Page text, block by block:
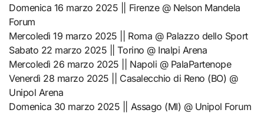
Domenica 16 marzo 2025 || Firenze @ Nelson Mandela
Forum
Mercoledì 19 marzo 2025 || Roma @ Palazzo dello Sport
Sabato 22 marzo 2025 || Torino @ Inalpi Arena
Mercoledì 26 marzo 2025 || Napoli @ PalaPartenope
Venerdì 28 marzo 2025 || Casalecchio di Reno (BO) @
Unipol Arena
Domenica 30 marzo 2025 || Assago (MI) @ Unipol Forum